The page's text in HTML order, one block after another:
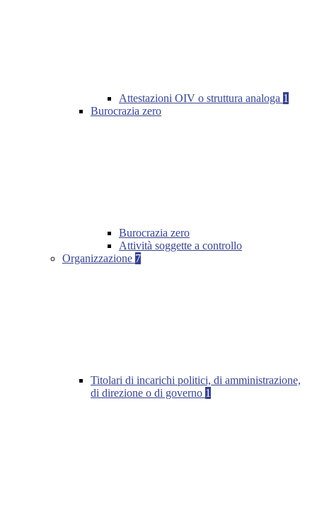
Attestazioni OIV o struttura analoga 1
Burocrazia zero
Burocrazia zero
Attività soggette a controllo
Organizzazione 7
Titolari di incarichi politici, di amministrazione,
di direzione o di governo 1